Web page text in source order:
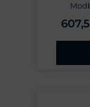
Luft-
4